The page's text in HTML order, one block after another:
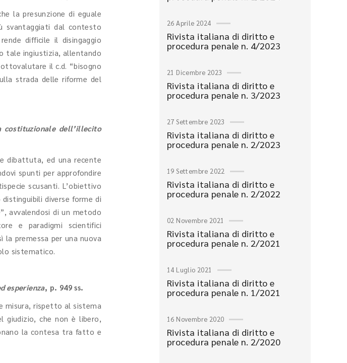
la presunzione di eguale
svantaggiati dal contesto
difficile il disingaggio
tale ingiustizia, allentando
il c.d. “bisogno
strada delle riforme del
costituzionale dell’illecito
dibattuta, ed una recente
spunti per approfondire
scusanti. L’obiettivo
diverse forme di
avvalendosi di un metodo
e paradigmi scientifici
la premessa per una nuova
sistematico.
esperienza, p. 949 ss.
misura, rispetto al sistema
giudizio, che non è libero,
la contesa tra fatto e
26 Aprile 2024
Rivista italiana di diritto e
procedura penale n. 4/2023
21 Dicembre 2023
Rivista italiana di diritto e
procedura penale n. 3/2023
27 Settembre 2023
Rivista italiana di diritto e
procedura penale n. 2/2023
19 Settembre 2022
Rivista italiana di diritto e
procedura penale n. 2/2022
02 Novembre 2021
Rivista italiana di diritto e
procedura penale n. 2/2021
14 Luglio 2021
Rivista italiana di diritto e
procedura penale n. 1/2021
16 Novembre 2020
Rivista italiana di diritto e
procedura penale n. 2/2020